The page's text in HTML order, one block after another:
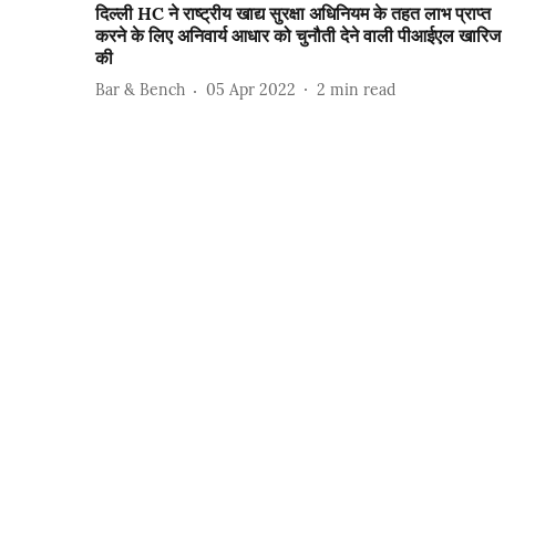
दिल्ली HC ने राष्ट्रीय खाद्य सुरक्षा अधिनियम के तहत लाभ प्राप्त
करने के लिए अनिवार्य आधार को चुनौती देने वाली पीआईएल खारिज
की
Bar & Bench 05 Apr 2022 2 min read